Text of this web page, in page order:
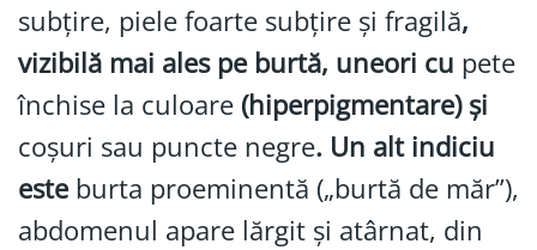
subțire, piele foarte subțire și fragilă,
vizibilă mai ales pe burtă, uneori cu pete
închise la culoare(hiperpigmentare) și
coșuri sau puncte negre. Un alt indiciu
esteburta proeminentă („burtă de măr”),
abdomenul apare lărgit și atârnat, din